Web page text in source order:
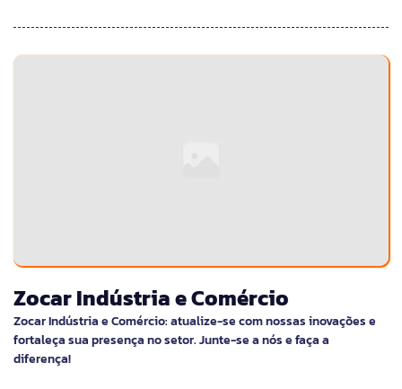
Zocar Indústria e Comércio
Zocar Indústria e Comércio: atualize-se com nossas inovações e
fortaleça sua presença no setor. Junte-se a nós e faça a
diferença!